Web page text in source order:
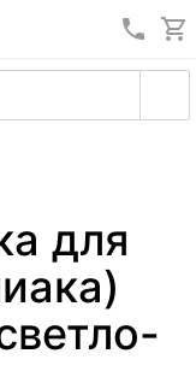
8
для